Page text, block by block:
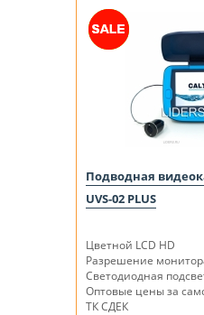
Подводная
UVS-02 PLUS
Цветной LCD HD
Разрешение
Светодиодная
Оптовые цены за
ТК СДЕК